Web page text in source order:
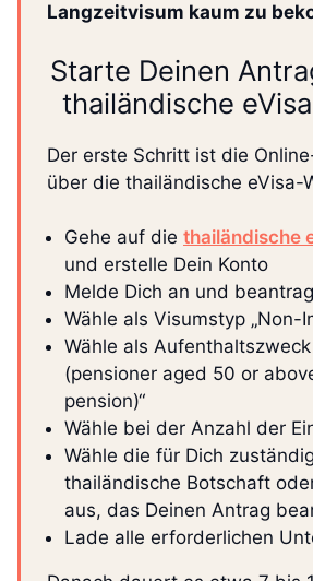
Langzeitvisum kaum zu
Starte Deinen
thailändische
Der erste Schritt ist die
über die thailändische eVisa-
Gehe auf die thailändische
und erstelle Dein Konto
Melde Dich an und
Wähle als Visumstyp „Non-
Wähle als
(pensioner aged 50 or
pension)“
Wähle bei der Anzahl der
Wähle die für Dich
thailändische Botschaft
aus, das Deinen Antrag
Lade alle erforderlichen